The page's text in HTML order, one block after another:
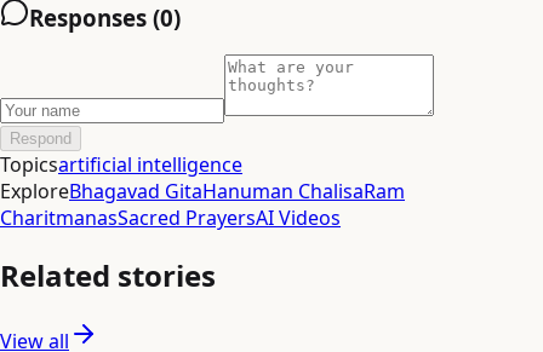
Responses (0)
Respond
Topicsartificial intelligence
ExploreBhagavad GitaHanuman ChalisaRam
CharitmanasSacred PrayersAI Videos
Related stories
View all